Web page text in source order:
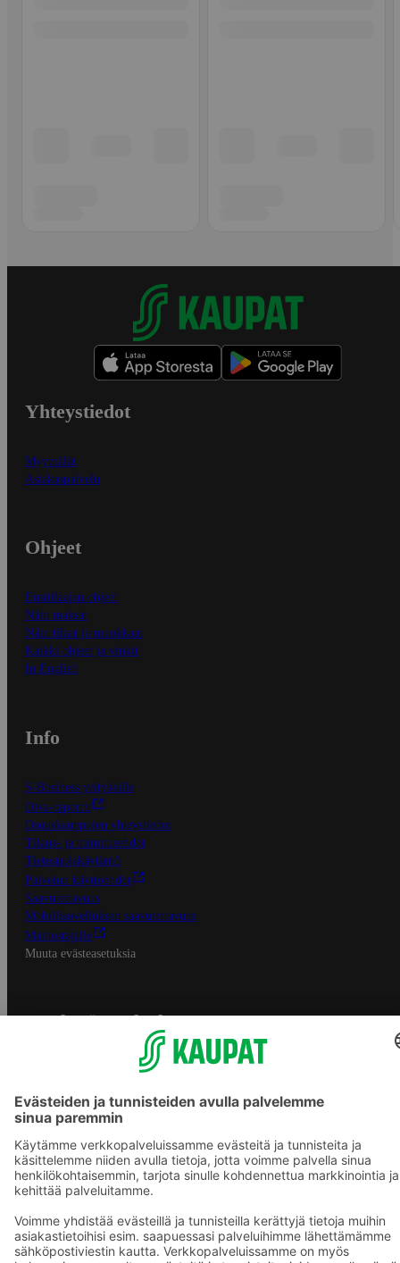
Yhteystiedot
Myymälät
Asiakaspalvelu
Ohjeet
Ensitilaajan ohjeet
Näin maksat
Näin tilaat ja muokkaat
Kaikki ohjeet ja vinkit
In English
Info
S-Business yrityksille
Oiva-raportit
Osuuskauppojen yhteystiedot
Tilaus- ja toimitusehdot
Tietosuojakäytäntö
Palvelun käyttöehdot
Saavutettavuus
Mobiilisovelluksen saavutettavuus
Mainostajalle
Muuta evästeasetuksia
S-ryhmän palvelut
Asiakasomistajuus
Yhteishyvä Ruoka -sovellus
Prisma.fi
Sokos.fi
S-Pankki
Sokos Hotels
Raflaamo